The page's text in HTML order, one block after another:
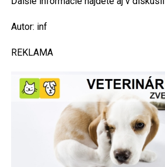
Autor: inf
REKLAMA